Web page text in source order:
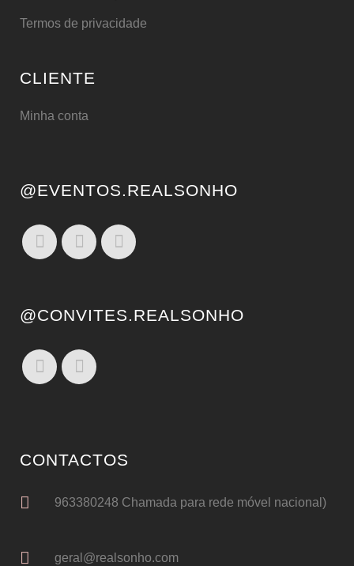
Termos de privacidade
CLIENTE
Minha conta
@EVENTOS.REALSONHO
@CONVITES.REALSONHO
CONTACTOS
963380248 Chamada para rede móvel nacional)
geral@realsonho.com